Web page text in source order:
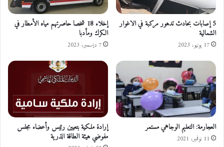
و
ا
ف
ر
ي
ه
ا
ا
ل
م
ط
ا
ر
ض
ا
ل
ب
ا
ش
ر
ل
ل
ش
م
5 إصابات بحادث تدهور مركبة في الاغوار
الشمالية
17 يونيو، 2023
إخلاء 18 شخصا حاصرتهم مياه الأمطار في
الكرك ومأدبا
7 ديسمبر، 2023
العجارمة: التعليم الوجاهي مستمر
11 نوفمبر، 2021
إرادة ملكية بتعيين رئيس وأعضاء مجلس
مفوضي هيئة الطاقة الذرية